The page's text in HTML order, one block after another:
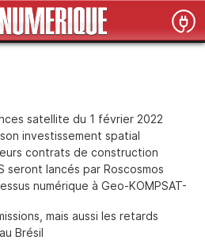
satellite du 1 février 2022
investissement spatial
contrats de construction
seront lancés par Roscosmos
numérique à Geo-KOMPSAT-
mais aussi les retards
Brésil